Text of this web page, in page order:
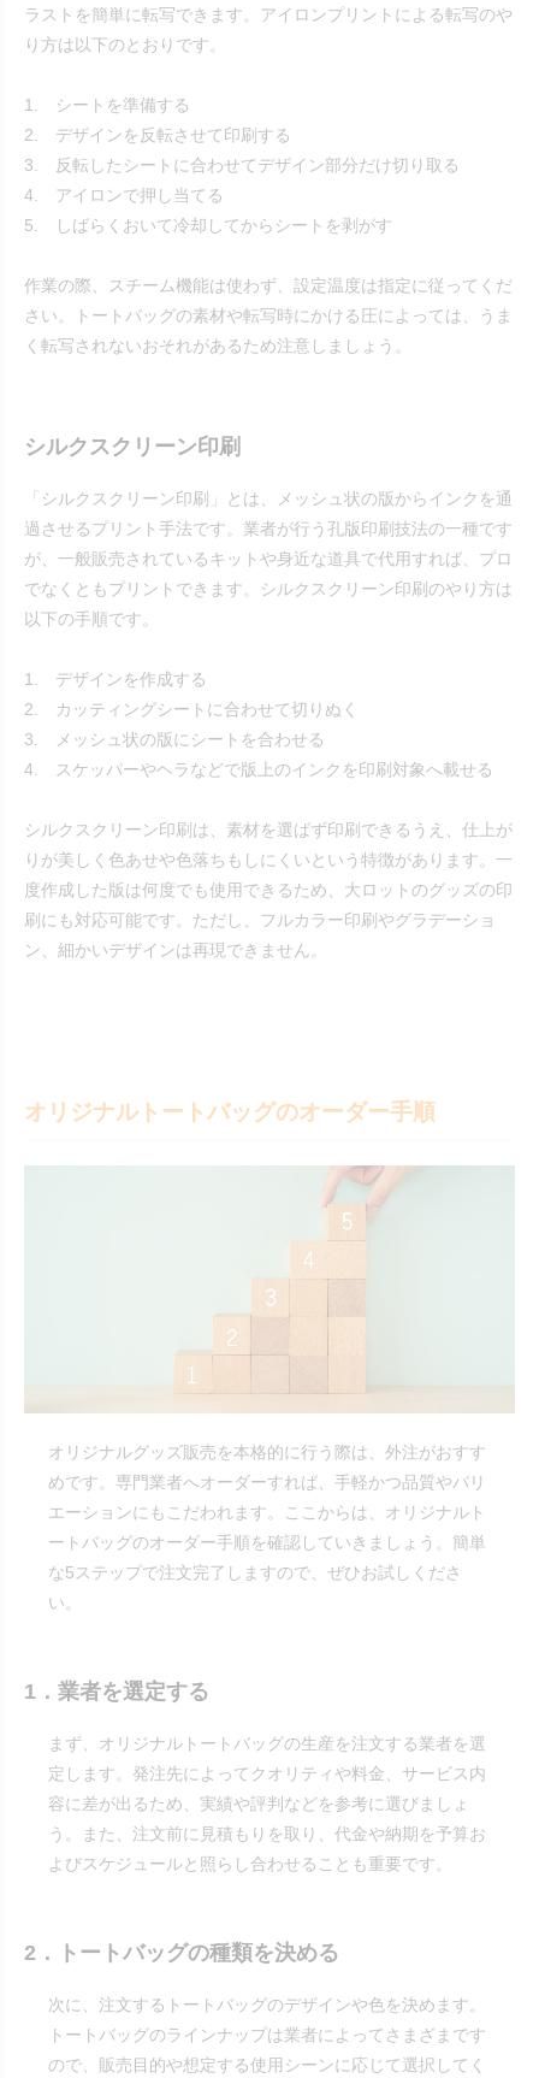
ラストを簡単に転写できます。アイロンプリントによる転写のや
り方は以下のとおりです。
1. シートを準備する
2. デザインを反転させて印刷する
3. 反転したシートに合わせてデザイン部分だけ切り取る
4. アイロンで押し当てる
5. しばらくおいて冷却してからシートを剥がす
作業の際、スチーム機能は使わず、設定温度は指定に従ってくだ
さい。トートバッグの素材や転写時にかける圧によっては、うま
く転写されないおそれがあるため注意しましょう。
シルクスクリーン印刷
「シルクスクリーン印刷」とは、メッシュ状の版からインクを通
過させるプリント手法です。業者が行う孔版印刷技法の一種です
が、一般販売されているキットや身近な道具で代用すれば、プロ
でなくともプリントできます。シルクスクリーン印刷のやり方は
以下の手順です。
1. デザインを作成する
2. カッティングシートに合わせて切りぬく
3. メッシュ状の版にシートを合わせる
4. スケッパーやヘラなどで版上のインクを印刷対象へ載せる
シルクスクリーン印刷は、素材を選ばず印刷できるうえ、仕上が
りが美しく色あせや色落ちもしにくいという特徴があります。一
度作成した版は何度でも使用できるため、大ロットのグッズの印
刷にも対応可能です。ただし、フルカラー印刷やグラデーショ
ン、細かいデザインは再現できません。
オリジナルトートバッグのオーダー手順
オリジナルグッズ販売を本格的に行う際は、外注がおすす
めです。専門業者へオーダーすれば、手軽かつ品質やバリ
エーションにもこだわれます。ここからは、オリジナルト
ートバッグのオーダー手順を確認していきましょう。簡単
な5ステップで注文完了しますので、ぜひお試しくださ
い。
1．業者を選定する
まず、オリジナルトートバッグの生産を注文する業者を選
定します。発注先によってクオリティや料金、サービス内
容に差が出るため、実績や評判などを参考に選びましょ
う。また、注文前に見積もりを取り、代金や納期を予算お
よびスケジュールと照らし合わせることも重要です。
2．トートバッグの種類を決める
次に、注文するトートバッグのデザインや色を決めます。
トートバッグのラインナップは業者によってさまざまです
ので、販売目的や想定する使用シーンに応じて選択してく